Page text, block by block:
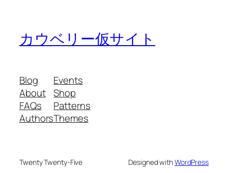
カウベリー仮サイト
Blog
About
FAQs
Authors
Events
Shop
Patterns
Themes
Twenty Twenty-Five Designed withWordPress